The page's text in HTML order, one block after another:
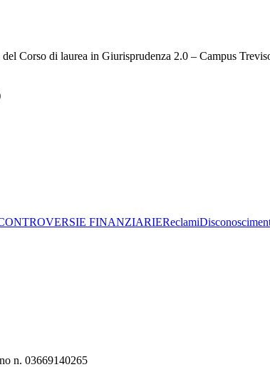
Corso di laurea in Giurisprudenza 2.0 – Campus
FINANZIARIEReclami
n. 03669140265